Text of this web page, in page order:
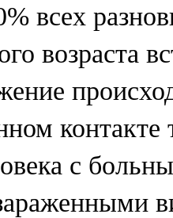
всех
возраста
с